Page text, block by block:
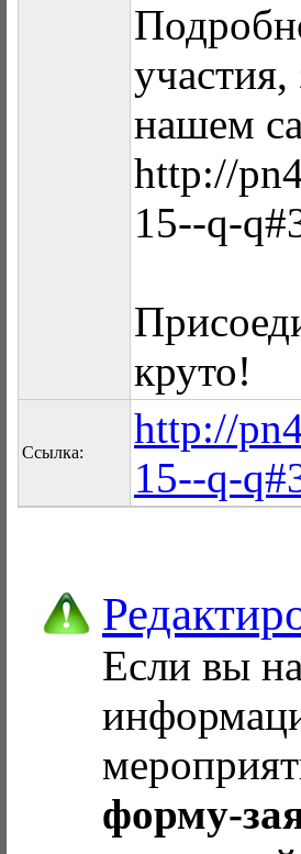
нашем
http://
15--q-
круто!
Ссылка:
http://
15--q-
Если вы
форму-